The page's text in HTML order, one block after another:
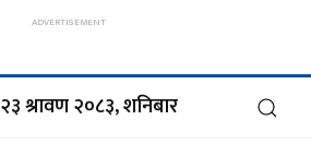
२३ श्रावण २०८३, शनिबार